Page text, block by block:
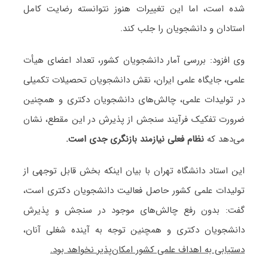
شده است، اما این تغییرات هنوز نتوانسته رضایت کامل
استادان و دانشجویان را جلب کند.
وی افزود: بررسی آمار دانشجویان کشور، تعداد اعضای هیأت
علمی، جایگاه علمی ایران، نقش دانشجویان تحصیلات تکمیلی
در تولیدات علمی، چالش‌های دانشجویان دکتری و همچنین
ضرورت تفکیک فرآیند سنجش از پذیرش در این مقطع، نشان
می‌دهد که نظام فعلی نیازمند بازنگری جدی است.
این استاد دانشگاه تهران با بیان اینکه بخش قابل توجهی از
تولیدات علمی کشور حاصل فعالیت دانشجویان دکتری است،
گفت: بدون رفع چالش‌های موجود در سنجش و پذیرش
دانشجویان دکتری و همچنین توجه به آینده شغلی آنان،
دستیابی به اهداف علمی کشور امکان‌پذیر نخواهد بود.